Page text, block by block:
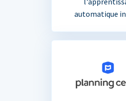
automatique